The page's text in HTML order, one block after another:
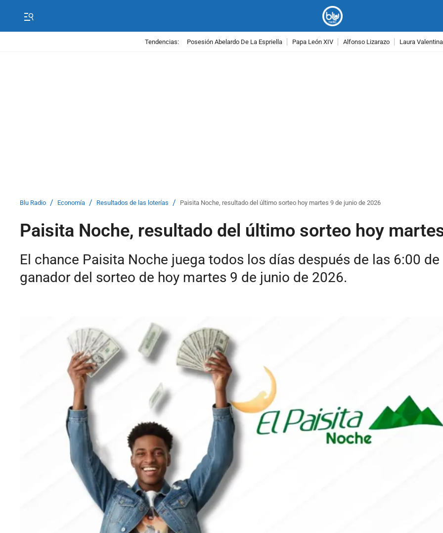
Tendencias: Posesión Abelardo De La Espriella Papa León XIV Alfonso Lizarazo Laura
Blu Radio / Economía / Resultados de las loterías / Paisita Noche, resultado del último sorteo hoy martes 9 de junio de 2026
Paisita Noche, resultado del último sorteo hoy
El chance Paisita Noche juega todos los días después de las 6:00
ganador del sorteo de hoy martes 9 de junio de 2026.